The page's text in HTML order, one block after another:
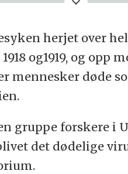
herjet over
og1919, og opp
mennesker døde
gruppe forskere i
det dødelige